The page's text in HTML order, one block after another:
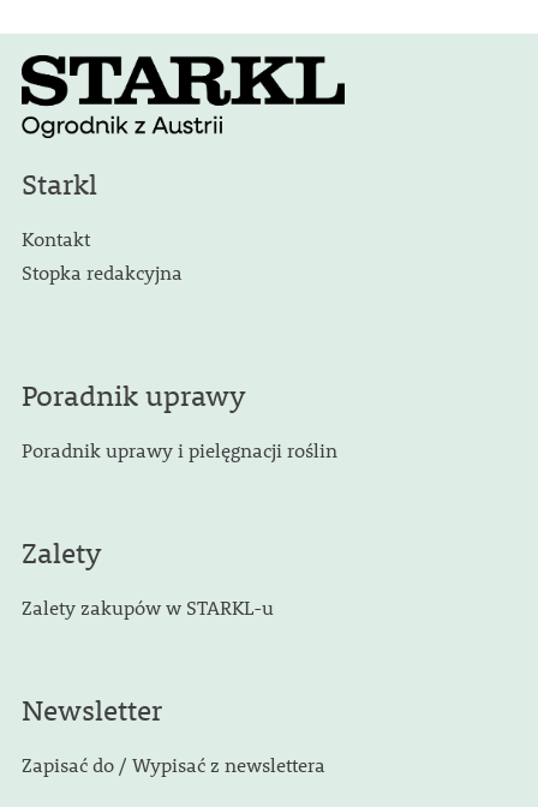
Starkl
Kontakt
Stopka redakcyjna
Poradnik uprawy
Poradnik uprawy i pielęgnacji roślin
Zalety
Zalety zakupów w STARKL-u
Newsletter
Zapisać do / Wypisać z newslettera